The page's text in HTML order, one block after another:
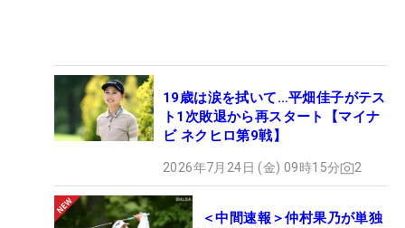
19歳は涙を拭いて…平畑佳子がテス
ト1次敗退から再スタート【マイナ
ビ ネクヒロ第9戦】
2026年7月24日 (金) 09時15分 2
＜中間速報＞仲村果乃が単独